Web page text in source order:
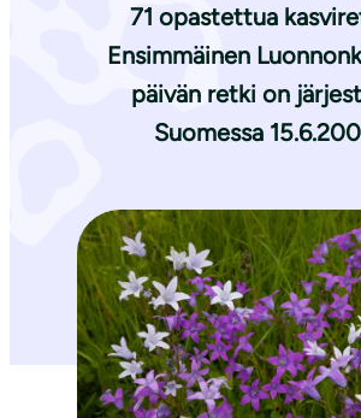
71 opastettua
Ensimmäinen
päivän retki on
Suomessa